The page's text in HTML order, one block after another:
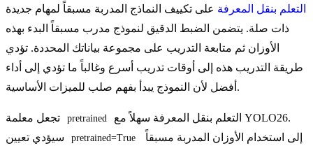
التعلم بنقل المعرفة على تكييف النماذج المدربة مسبقاً لمهام جديدة
ذات صلة. يتضمن الضبط الدقيق لنموذج مدرب مسبقاً البدء بهذه
الأوزان ثم متابعة التدريب على مجموعة بياناتك المحددة. تؤدي
طريقة التدريب هذه إلى أوقات تدريب أسرع وغالباً ما تؤدي إلى أداء
أفضل لأن النموذج يبدأ بفهم صلب للميزات الأساسية.
pretrained
pretrained=True